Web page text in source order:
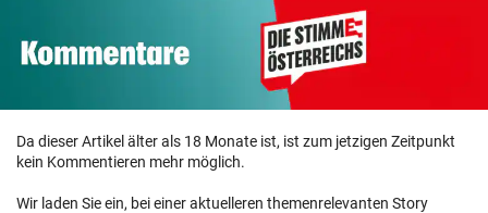
Da dieser Artikel älter als 18 Monate ist, ist zum jetzigen Zeitpunkt
kein Kommentieren mehr möglich.
Wir laden Sie ein, bei einer aktuelleren themenrelevanten Story